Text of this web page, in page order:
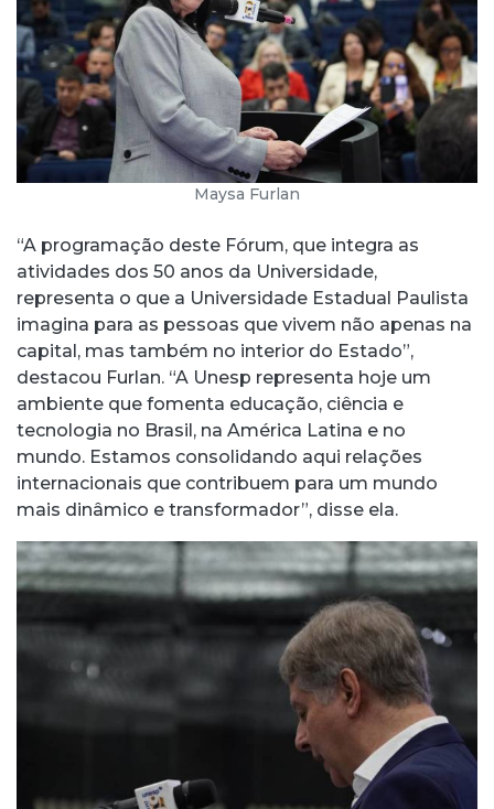
Maysa Furlan
“A programação deste Fórum, que integra as
atividades dos 50 anos da Universidade,
representa o que a Universidade Estadual Paulista
imagina para as pessoas que vivem não apenas na
capital, mas também no interior do Estado”,
destacou Furlan. “A Unesp representa hoje um
ambiente que fomenta educação, ciência e
tecnologia no Brasil, na América Latina e no
mundo. Estamos consolidando aqui relações
internacionais que contribuem para um mundo
mais dinâmico e transformador”, disse ela.